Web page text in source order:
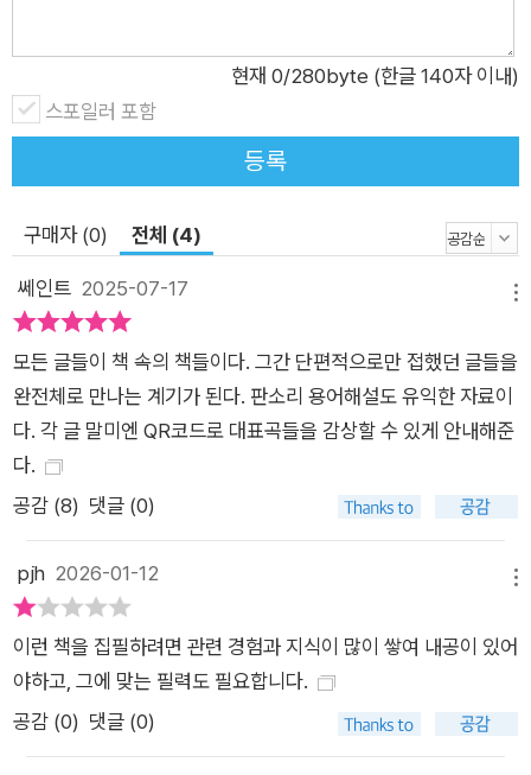
현재 0/280byte (한글 140자 이내)
스포일러 포함
등록
구매자 (0) 전체 (4)
쎄인트 2025-07-17
모든 글들이 책 속의 책들이다. 그간 단편적으로만 접했던 글들을
완전체로 만나는 계기가 된다. 판소리 용어해설도 유익한 자료이
다. 각 글 말미엔 QR코드로 대표곡들을 감상할 수 있게 안내해준
다.
공감 (8) 댓글 (0)
pjh 2026-01-12
이런 책을 집필하려면 관련 경험과 지식이 많이 쌓여 내공이 있어
야하고, 그에 맞는 필력도 필요합니다.
공감 (0) 댓글 (0)